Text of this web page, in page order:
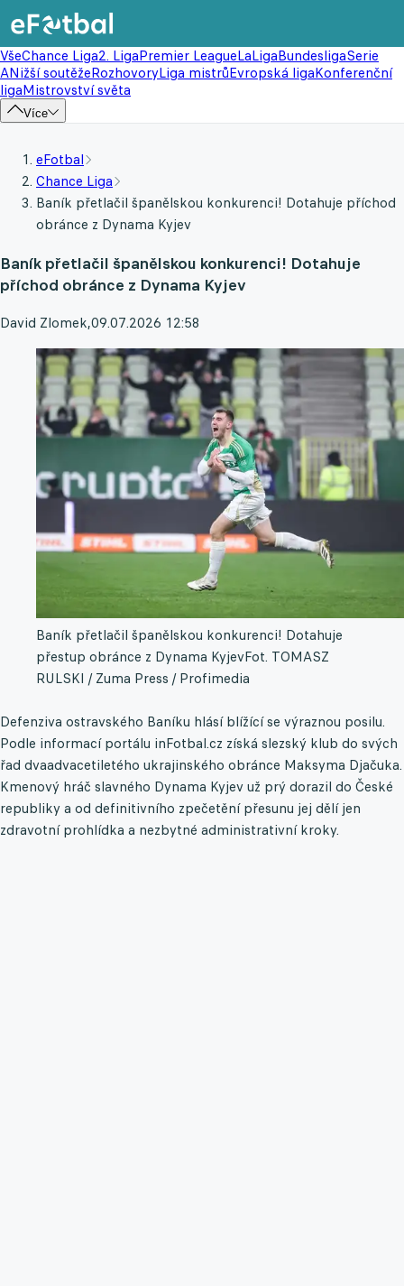
VšeChance Liga2. LigaPremier LeagueLaLigaBundesligaSerie
ANižší soutěžeRozhovoryLiga mistrůEvropská ligaKonferenční
ligaMistrovství světa
Více
eFotbal
Chance Liga
Baník přetlačil španělskou konkurenci! Dotahuje příchod
obránce z Dynama Kyjev
Baník přetlačil španělskou konkurenci! Dotahuje
příchod obránce z Dynama Kyjev
David Zlomek,09.07.2026 12:58
Baník přetlačil španělskou konkurenci! Dotahuje
přestup obránce z Dynama KyjevFot. TOMASZ
RULSKI / Zuma Press / Profimedia
Defenziva ostravského Baníku hlásí blížící se výraznou posilu.
Podle informací portálu inFotbal.cz získá slezský klub do svých
řad dvaadvacetiletého ukrajinského obránce Maksyma Djačuka.
Kmenový hráč slavného Dynama Kyjev už prý dorazil do České
republiky a od definitivního zpečetění přesunu jej dělí jen
zdravotní prohlídka a nezbytné administrativní kroky.